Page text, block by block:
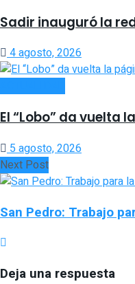
Sadir inauguró la
4 agosto, 2026
El “Lobo” da vuelta
5 agosto, 2026
Next Post
San Pedro: Trabajo
Deja una respuesta